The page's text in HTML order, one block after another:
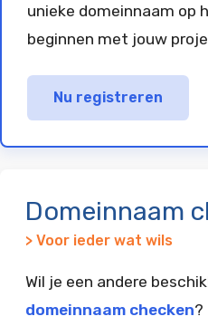
unieke domeinnaam op
beginnen met jouw
Nu registreren
Domeinnaam
> Voor ieder wat wils
Wil je een andere
domeinnaam checken?